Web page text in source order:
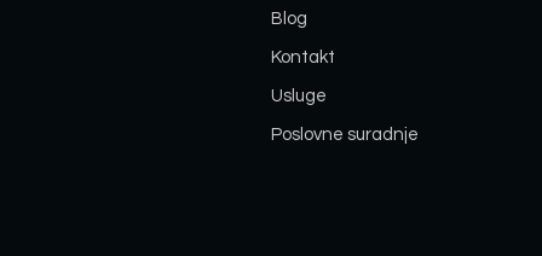
Blog
Kontakt
Usluge
Poslovne suradnje